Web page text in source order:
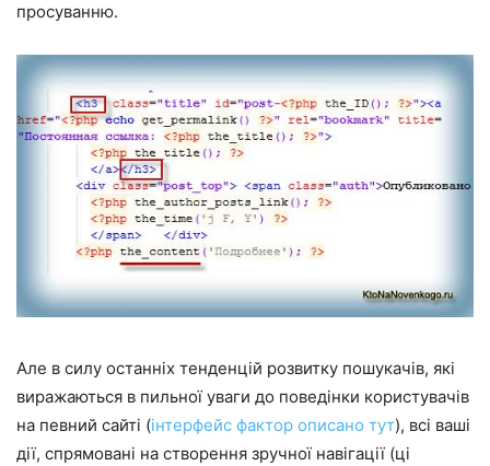
просуванню.
Але в силу останніх тенденцій розвитку пошукачів, які
виражаються в пильної уваги до поведінки користувачів
на певний сайті (інтерфейс фактор описано тут), всі ваші
дії, спрямовані на створення зручної навігації (ці